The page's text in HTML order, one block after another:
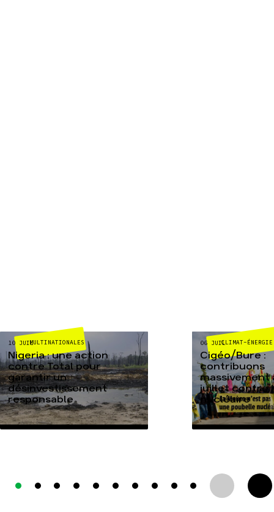
MULTINATIONALES
10 JUIL
Nigeria : une action
contre Total pour
garantir un
désinvestissement
responsable
CLIMAT-ÉNERGIE
06 JUIL
Cigéo/Bure :
contribuons
massivement
juillet contre
nucléaire